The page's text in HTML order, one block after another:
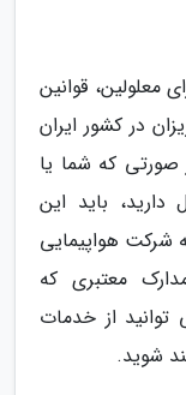
معلولین، قوانین
در کشور ایران
صورتی که شما یا
باید این
شرکت هواپیمایی
معتبری که
توانید از خدمات
شوید.